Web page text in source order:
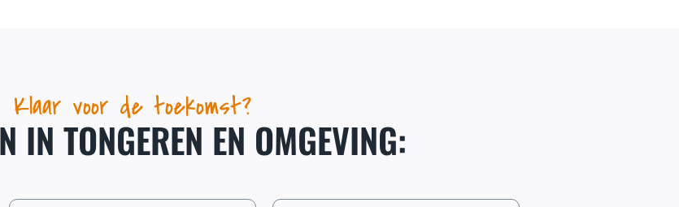
Klaar voor de toekomst?
IN TONGEREN EN OMGEVING: